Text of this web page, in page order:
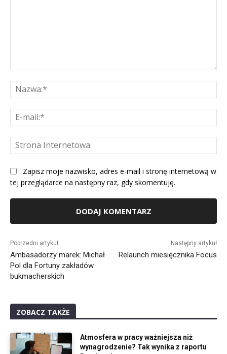
Zapisz moje nazwisko, adres e-mail i stronę internetową w
tej przeglądarce na następny raz, gdy skomentuję.
Poprzedni artykuł
Ambasadorzy marek: Michał
Pol dla Fortuny zakładów
bukmacherskich
Następny artykuł
Relaunch miesięcznika Focus
ZOBACZ TAKŻE
Atmosfera w pracy ważniejsza niż
wynagrodzenie? Tak wynika z raportu